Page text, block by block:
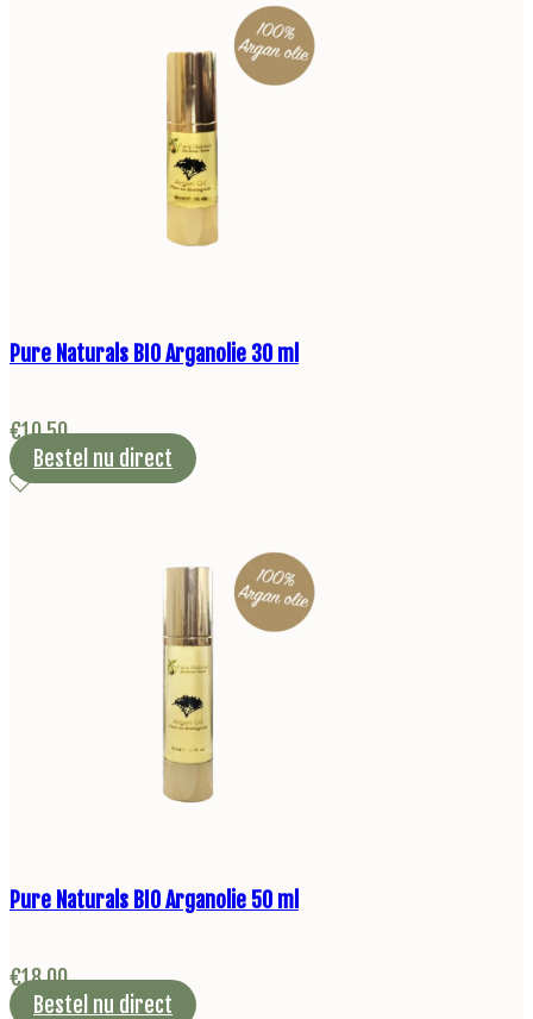
Pure Naturals BIO Arganolie 30 ml
€10,50
Bestel nu direct
Pure Naturals BIO Arganolie 50 ml
€18,00
Bestel nu direct